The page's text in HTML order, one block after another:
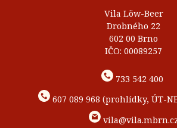
Vila Löw-Beer
Drobného 22
602 00 Brno
IČO: 00089257
733 542 400
607 089 968 (prohlídky, ÚT-